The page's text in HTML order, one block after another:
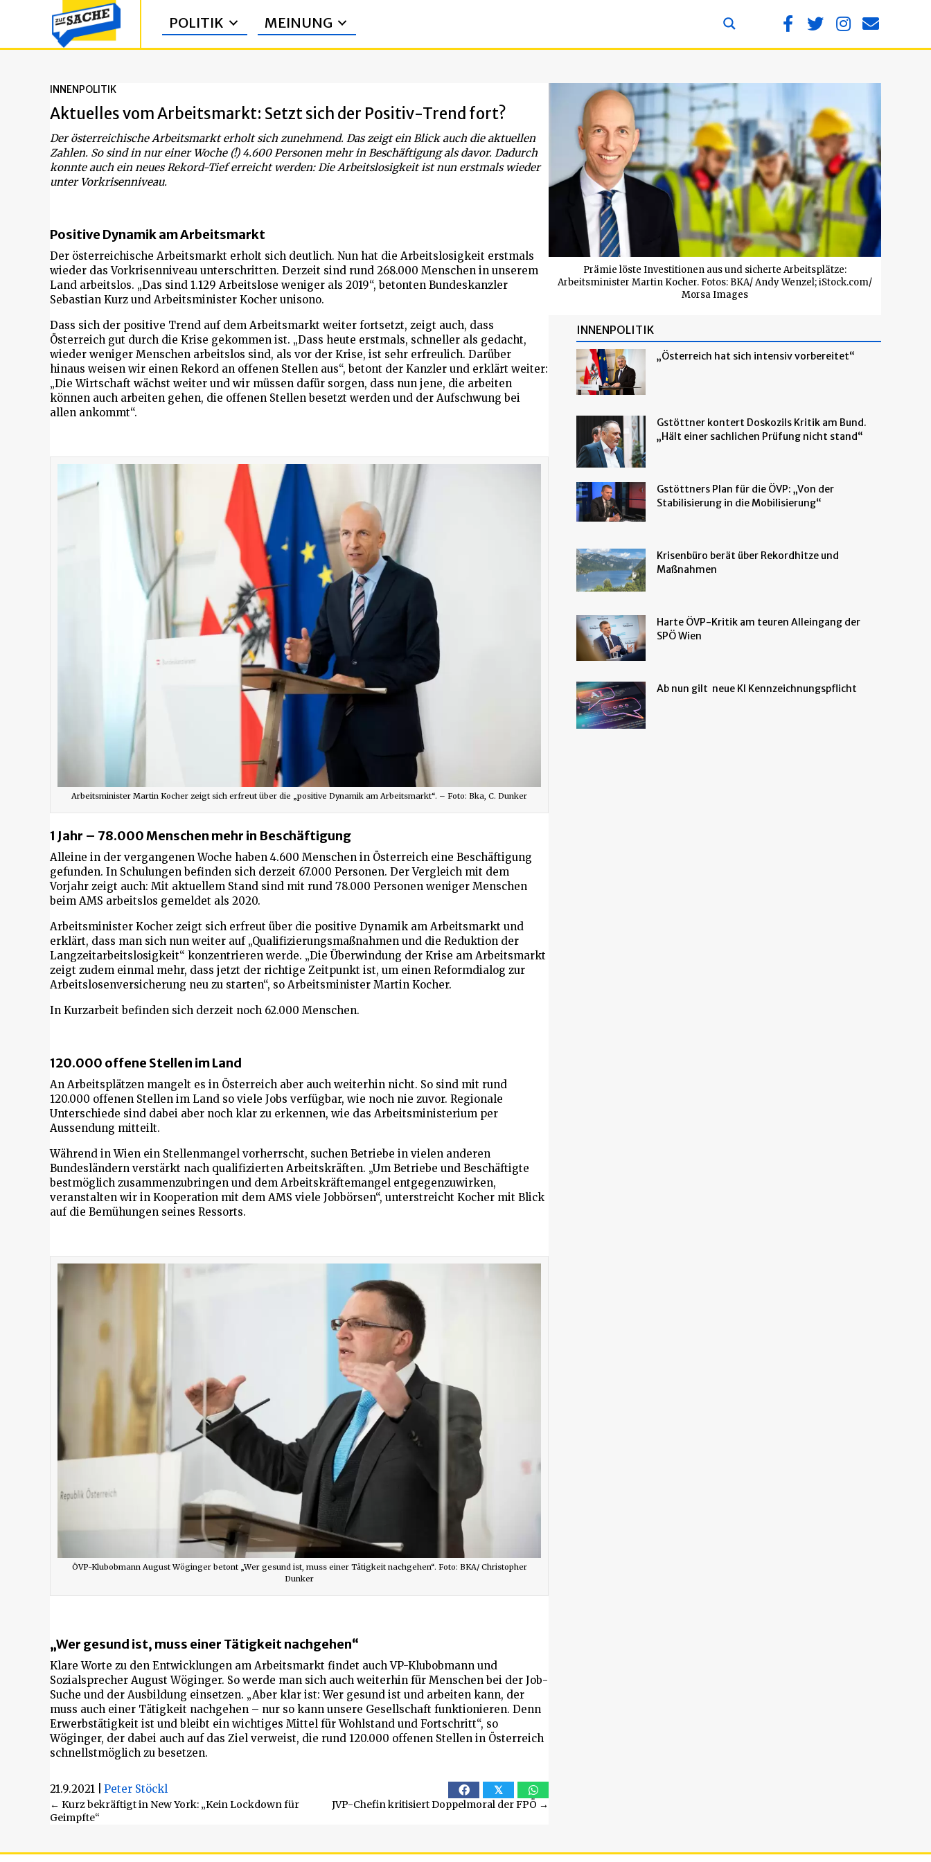
POLITIK MEINUNG
INNENPOLITIK
Aktuelles vom Arbeitsmarkt: Setzt sich der Positiv-Trend fort?
Der österreichische Arbeitsmarkt erholt sich zunehmend. Das zeigt ein Blick auch die aktuellen
Zahlen. So sind in nur einer Woche (!) 4.600 Personen mehr in Beschäftigung als davor. Dadurch
konnte auch ein neues Rekord-Tief erreicht werden: Die Arbeitslosigkeit ist nun erstmals wieder
unter Vorkrisenniveau.
Positive Dynamik am Arbeitsmarkt
Der österreichische Arbeitsmarkt erholt sich deutlich. Nun hat die Arbeitslosigkeit erstmals
wieder das Vorkrisenniveau unterschritten. Derzeit sind rund 268.000 Menschen in unserem
Land arbeitslos. „Das sind 1.129 Arbeitslose weniger als 2019“, betonten Bundeskanzler
Sebastian Kurz und Arbeitsminister Kocher unisono.
Dass sich der positive Trend auf dem Arbeitsmarkt weiter fortsetzt, zeigt auch, dass
Österreich gut durch die Krise gekommen ist. „Dass heute erstmals, schneller als gedacht,
wieder weniger Menschen arbeitslos sind, als vor der Krise, ist sehr erfreulich. Darüber
hinaus weisen wir einen Rekord an offenen Stellen aus“, betont der Kanzler und erklärt weiter:
„Die Wirtschaft wächst weiter und wir müssen dafür sorgen, dass nun jene, die arbeiten
können auch arbeiten gehen, die offenen Stellen besetzt werden und der Aufschwung bei
allen ankommt“.
Arbeitsminister Martin Kocher zeigt sich erfreut über die „positive Dynamik am Arbeitsmarkt“. – Foto: Bka, C. Dunker
1 Jahr – 78.000 Menschen mehr in Beschäftigung
Alleine in der vergangenen Woche haben 4.600 Menschen in Österreich eine Beschäftigung
gefunden. In Schulungen befinden sich derzeit 67.000 Personen. Der Vergleich mit dem
Vorjahr zeigt auch: Mit aktuellem Stand sind mit rund 78.000 Personen weniger Menschen
beim AMS arbeitslos gemeldet als 2020.
Arbeitsminister Kocher zeigt sich erfreut über die positive Dynamik am Arbeitsmarkt und
erklärt, dass man sich nun weiter auf „Qualifizierungsmaßnahmen und die Reduktion der
Langzeitarbeitslosigkeit“ konzentrieren werde. „Die Überwindung der Krise am Arbeitsmarkt
zeigt zudem einmal mehr, dass jetzt der richtige Zeitpunkt ist, um einen Reformdialog zur
Arbeitslosenversicherung neu zu starten“, so Arbeitsminister Martin Kocher.
In Kurzarbeit befinden sich derzeit noch 62.000 Menschen.
120.000 offene Stellen im Land
An Arbeitsplätzen mangelt es in Österreich aber auch weiterhin nicht. So sind mit rund
120.000 offenen Stellen im Land so viele Jobs verfügbar, wie noch nie zuvor. Regionale
Unterschiede sind dabei aber noch klar zu erkennen, wie das Arbeitsministerium per
Aussendung mitteilt.
Während in Wien ein Stellenmangel vorherrscht, suchen Betriebe in vielen anderen
Bundesländern verstärkt nach qualifizierten Arbeitskräften. „Um Betriebe und Beschäftigte
bestmöglich zusammenzubringen und dem Arbeitskräftemangel entgegenzuwirken,
veranstalten wir in Kooperation mit dem AMS viele Jobbörsen“, unterstreicht Kocher mit Blick
auf die Bemühungen seines Ressorts.
ÖVP-Klubobmann August Wöginger betont „Wer gesund ist, muss einer Tätigkeit nachgehen“. Foto: BKA/ Christopher
Dunker
„Wer gesund ist, muss einer Tätigkeit nachgehen“
Klare Worte zu den Entwicklungen am Arbeitsmarkt findet auch VP-Klubobmann und
Sozialsprecher August Wöginger. So werde man sich auch weiterhin für Menschen bei der Job-
Suche und der Ausbildung einsetzen. „Aber klar ist: Wer gesund ist und arbeiten kann, der
muss auch einer Tätigkeit nachgehen – nur so kann unsere Gesellschaft funktionieren. Denn
Erwerbstätigkeit ist und bleibt ein wichtiges Mittel für Wohlstand und Fortschritt“, so
Wöginger, der dabei auch auf das Ziel verweist, die rund 120.000 offenen Stellen in Österreich
schnellstmöglich zu besetzen.
21.9.2021 Peter Stöckl 𝕏
Beitragsnavigation
← Kurz bekräftigt in New York: „Kein Lockdown für
Geimpfte“
JVP-Chefin kritisiert Doppelmoral der FPÖ →
Prämie löste Investitionen aus und sicherte Arbeitsplätze:
Arbeitsminister Martin Kocher. Fotos: BKA/ Andy Wenzel; iStock.com/
Morsa Images
INNENPOLITIK
„Österreich hat sich intensiv vorbereitet“
Gstöttner kontert Doskozils Kritik am Bund.
„Hält einer sachlichen Prüfung nicht stand“
Gstöttners Plan für die ÖVP: „Von der
Stabilisierung in die Mobilisierung“
Krisenbüro berät über Rekordhitze und
Maßnahmen
Harte ÖVP-Kritik am teuren Alleingang der
SPÖ Wien
Ab nun gilt neue KI Kennzeichnungspflicht